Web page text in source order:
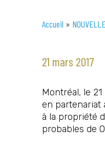
Accueil »
21 mars 2017
Montréal, le 21
en partenariat
à la propriété
probables de